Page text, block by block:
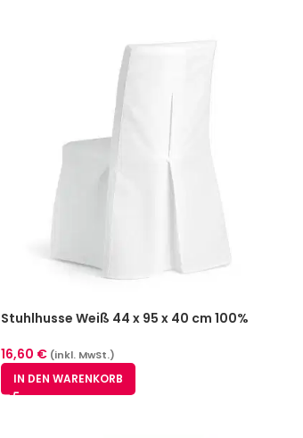
Stuhlhusse Weiß 44 x 95 x 40 cm 100%
16,60 € (inkl. MwSt.)
IN DEN WARENKORB